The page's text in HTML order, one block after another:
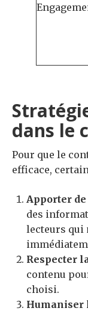
dans le
Pour que le
efficace,
Apporter
des
lecteurs qui
Respecter
contenu
choisi.
Humaniser